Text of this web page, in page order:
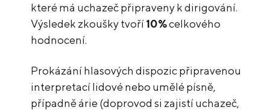
které má uchazeč připraveny k dirigování.
Výsledek zkoušky tvoří10%celkového
hodnocení.
Prokázání hlasových dispozic připravenou
interpretací lidové nebo umělé písně,
případně árie (doprovod si zajistí uchazeč,